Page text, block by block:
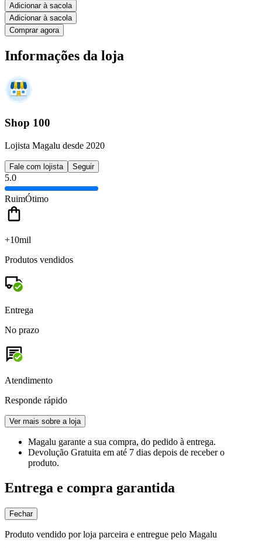
Adicionar à sacola
Adicionar à sacola
Comprar agora
Informações da loja
Shop 100
Lojista Magalu desde 2020
Fale com lojista Seguir
5.0
RuimÓtimo
+10mil
Produtos vendidos
Entrega
No prazo
Atendimento
Responde rápido
Ver mais sobre a loja
Magalu garante a sua compra, do pedido à entrega.
Devolução Gratuita em até 7 dias depois de receber o
produto.
Entrega e compra garantida
Fechar
Produto vendido por loja parceira e entregue pelo Magalu